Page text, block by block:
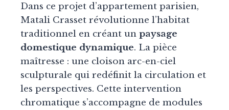
Dans ce projet d’appartement parisien,
Matali Crasset révolutionne l’habitat
traditionnel en créant un paysage
domestique dynamique. La pièce
maîtresse : une cloison arc-en-ciel
sculpturale qui redéfinit la circulation et
les perspectives. Cette intervention
chromatique s’accompagne de modules